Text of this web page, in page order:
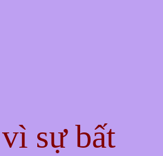
sự bất